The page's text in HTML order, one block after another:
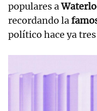
populares a
recordando la
político hace ya